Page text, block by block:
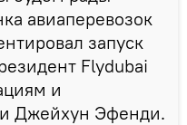
авиаперевозок
запуск
Flydubai
и
Джейхун Эфенди.